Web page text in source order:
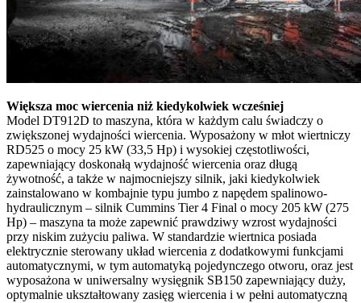
Większa moc wiercenia niż kiedykolwiek wcześniej
Model DT912D to maszyna, która w każdym calu świadczy o
zwiększonej wydajności wiercenia. Wyposażony w młot wiertniczy
RD525 o mocy 25 kW (33,5 Hp) i wysokiej częstotliwości,
zapewniający doskonałą wydajność wiercenia oraz długą
żywotność, a także w najmocniejszy silnik, jaki kiedykolwiek
zainstalowano w kombajnie typu jumbo z napędem spalinowo-
hydraulicznym – silnik Cummins Tier 4 Final o mocy 205 kW (275
Hp) – maszyna ta może zapewnić prawdziwy wzrost wydajności
przy niskim zużyciu paliwa. W standardzie wiertnica posiada
elektrycznie sterowany układ wiercenia z dodatkowymi funkcjami
automatycznymi, w tym automatyką pojedynczego otworu, oraz jest
wyposażona w uniwersalny wysięgnik SB150 zapewniający duży,
optymalnie ukształtowany zasięg wiercenia i w pełni automatyczną